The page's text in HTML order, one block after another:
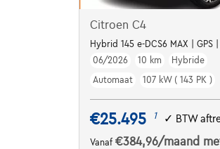
Citroen C4
Hybrid 145 e-DCS6 MAX | GPS
06/2026
10 km
Hybride
Automaat
107 kW ( 143 PK )
€25.495 1 ✓ BTW
Vanaf €384,96/maand